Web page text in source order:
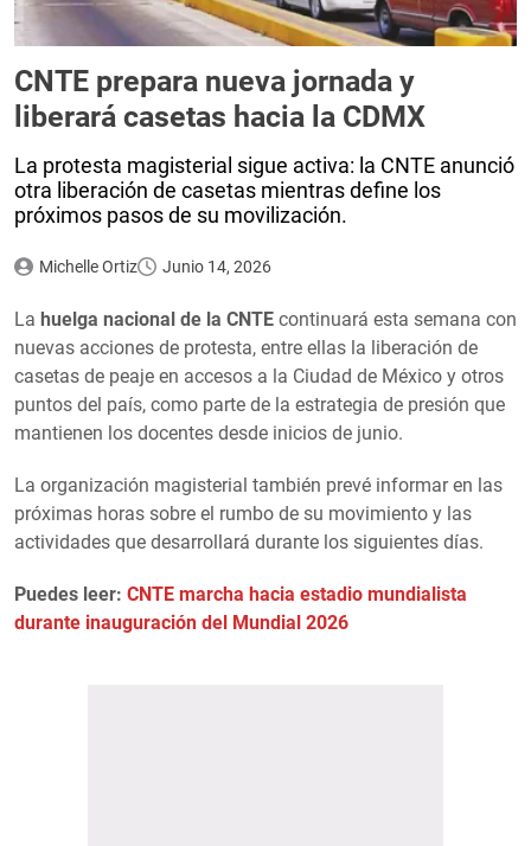
CNTE prepara nueva jornada y
liberará casetas hacia la CDMX
La protesta magisterial sigue activa: la CNTE anunció
otra liberación de casetas mientras define los
próximos pasos de su movilización.
Michelle Ortiz Junio 14, 2026
La huelga nacional de la CNTE continuará esta semana con
nuevas acciones de protesta, entre ellas la liberación de
casetas de peaje en accesos a la Ciudad de México y otros
puntos del país, como parte de la estrategia de presión que
mantienen los docentes desde inicios de junio.
La organización magisterial también prevé informar en las
próximas horas sobre el rumbo de su movimiento y las
actividades que desarrollará durante los siguientes días.
Puedes leer: CNTE marcha hacia estadio mundialista
durante inauguración del Mundial 2026